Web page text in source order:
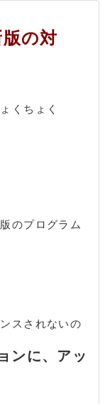
の対
くちょく
のプログラム
スされないの
ンに、アッ